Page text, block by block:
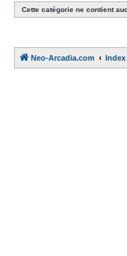
Cette catégorie ne contient
Neo-Arcadia.com